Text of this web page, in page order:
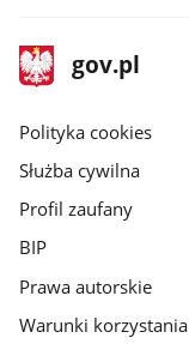
stopka
gov.pl
Strona
gov.pl
gov.pl
Polityka cookies
Służba cywilna
Profil zaufany
BIP
Prawa autorskie
Warunki korzystania